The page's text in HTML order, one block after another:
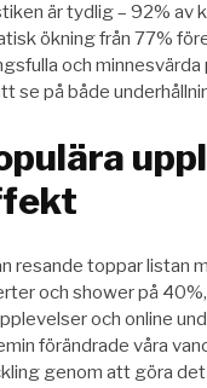
är tydlig – 92% av
ökning från 77%
och
se på både
resande toppar listan
och shower på
och online
förändrade våra
genom att göra